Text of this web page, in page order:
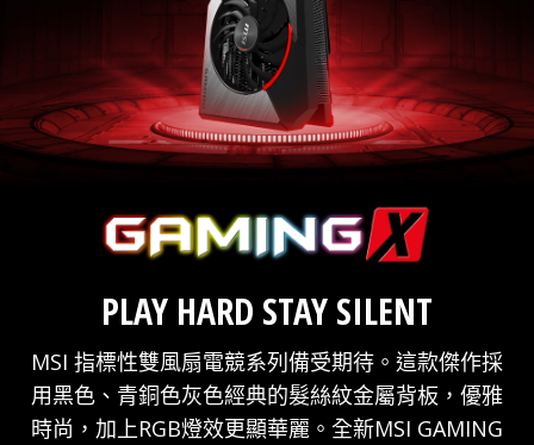
PLAY HARD STAY SILENT
MSI 指標性雙風扇電競系列備受期待。這款傑作採
用黑色、青銅色灰色經典的髮絲紋金屬背板，優雅
時尚，加上RGB燈效更顯華麗。全新MSI GAMING